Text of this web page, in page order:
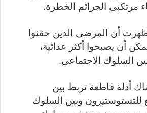
مرتكبي الجرائم الخطرة.
أن المرضى الذين حقنوا
أن يصبحوا أكثر عدائية،
السلوك الاجتماعي.
أدلة قاطعة تربط بين
للتستوستيرون وبين السلوك